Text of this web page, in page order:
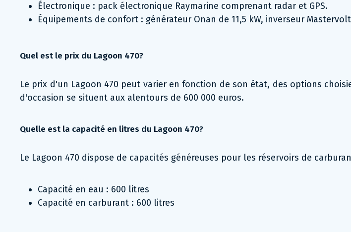
Électronique : pack électronique Raymarine comprenant radar et GPS.
Équipements de confort : générateur Onan de 11,5 kW, inverseur
Quel est le prix du Lagoon 470?
Le prix d'un Lagoon 470 peut varier en fonction de son état, des options
d'occasion se situent aux alentours de 600 000 euros.
Quelle est la capacité en litres du Lagoon 470?
Le Lagoon 470 dispose de capacités généreuses pour les réservoirs de
Capacité en eau : 600 litres
Capacité en carburant : 600 litres